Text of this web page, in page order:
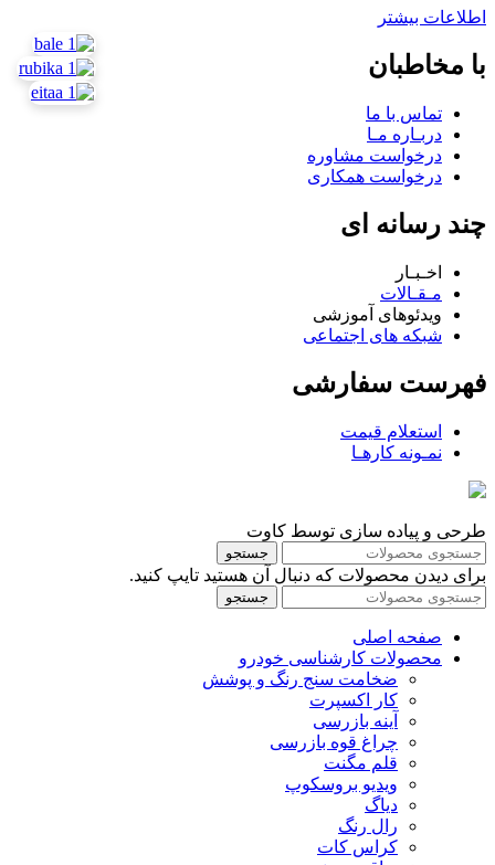
اطلاعات بیشتر
با مخاطبان
تماس با ما
دربـاره مـا
درخواست مشاوره
درخواست همکاری
چند رسانه ای
اخـبـار
مـقـالات
ویدئوهای آموزشی
شبکه های اجتماعی
فهرست سفارشی
استعلام قیمت
نمـونه کارهـا
طرحی و پیاده سازی توسط کاوت
جستجو
برای دیدن محصولات که دنبال آن هستید تایپ کنید.
جستجو
صفحه اصلی
محصولات کارشناسی خودرو
ضخامت سنج رنگ و پوشش
کار اکسپرت
آینه بازرسی
چراغ قوه بازرسی
قلم مگنت
ویدیو بروسکوپ
دیاگ
رال رنگ
کراس کات